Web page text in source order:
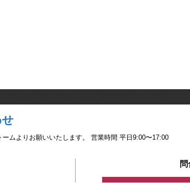
ムよりお願いいたします。 営業時間 平日9:00〜17:00